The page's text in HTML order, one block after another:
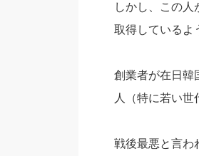
しかし、この
取得しているよ
創業者が在日韓
人（特に若い世
戦後最悪と言わ